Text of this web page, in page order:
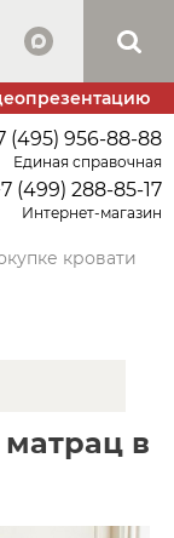
(495) 956-88-88
Единая справочная
(499) 288-85-17
Интернет-магазин
кровати
в